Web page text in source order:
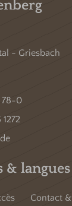
- Griesbach
78-0
& langues
Contact